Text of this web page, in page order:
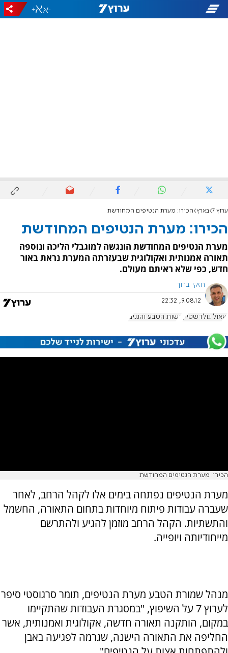
-
+
ערוץ 7 בארץ הכירו: מערת הנטיפים המחודשת
הכירו: מערת הנטיפים המחודשת
מערת הנטיפים המחודשת הונגשה למוגבלי הליכה ונוספה
תאורה אמנותית ואקולוגית שבעזרתה המערת נראת באור
חדש, כפי שלא ראיתם מעולם.
חזקי ברוך
9.08.12, 22:32
שאול גולדשטיין רשות הטבע והגנים
הכירו: מערת הנטיפים המחודשת
מערת הנטיפים נפתחה בימים אלו לקהל הרחב, לאחר
שעברה עבודות פיתוח מיוחדות בתחום התאורה, החשמל
והתשתיות. הקהל הרחב מוזמן להגיע ולהתרשם
מייחודיותה ויופייה.
מנהל שמורת הטבע מערת הנטיפים, תומר סרגוסטי סיפר
לערוץ 7 על השיפוץ, "במסגרת העבודות שהתקיימו
במקום, הותקנה תאורה חדשה, אקולוגית ואמנותית, אשר
החליפה את התאורה הישנה, שגרמה לפגיעה באבן